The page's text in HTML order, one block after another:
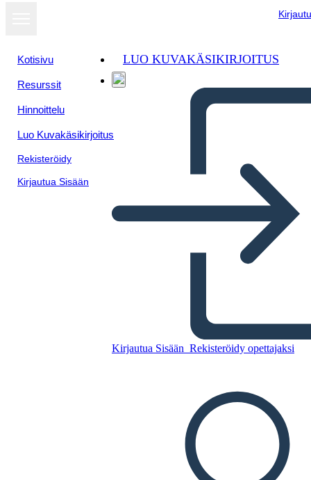
Kotisivu
Resurssit
Hinnoittelu
Luo Kuvakäsikirjoitus
Rekisteröidy
Kirjautua Sisään
LUO KUVAKÄSIKIRJOITUS
Kirjautua Sisään Rekisteröidy opettajaksi
TOISTA DIAESITYS
LUE MINULLE